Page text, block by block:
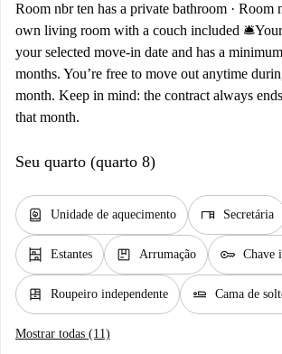
Room nbr ten has a private bathroom · Room
own living room with a couch included 🛎️Your
your selected move-in date and has a
months. You’re free to move out anytime
month. Keep in mind: the contract always
that month.
Seu quarto (quarto 8)
water_heater Unidade de aquecimento desk Secretária
shelves Estantes package Arrumação key Chave
dresser Roupeiro independente airline_seat_flat Cama de
Mostrar todas (11)